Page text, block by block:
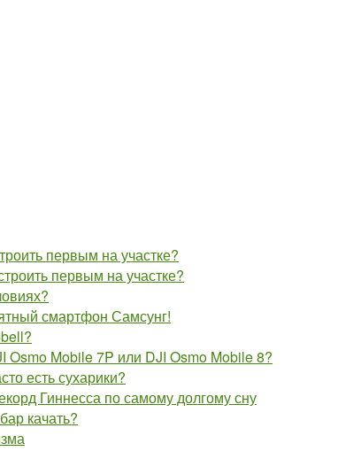
первым на участке?
первым на участке?
смартфон Самсунг!
Mobile 7P или DJI Osmo Mobile 8?
есть сухарики?
Гиннесса по самому долгому сну
качать?